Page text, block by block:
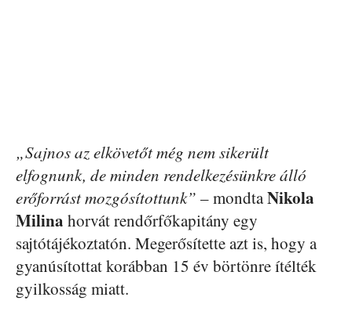
„Sajnos az elkövetőt még nem sikerült
elfognunk, de minden rendelkezésünkre álló
erőforrást mozgósítottunk” – mondtaNikola
Milina horvát rendőrfőkapitány egy
sajtótájékoztatón. Megerősítette azt is, hogy a
gyanúsítottat korábban 15 év börtönre ítélték
gyilkosság miatt.